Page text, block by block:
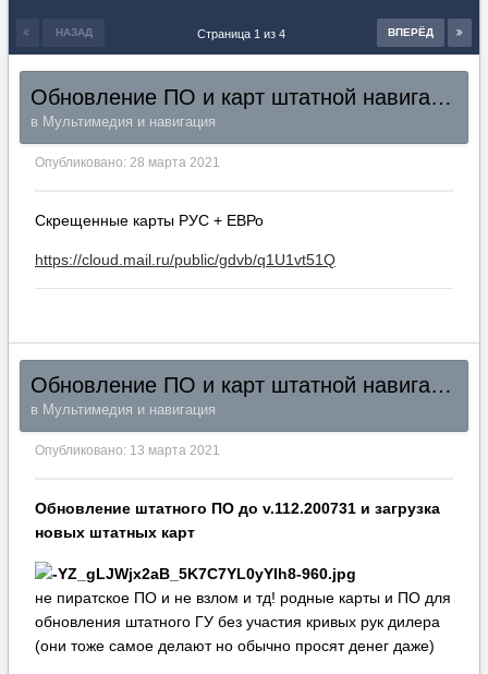
НАЗАД ВПЕРЁД
Страница 1 из 4
Обновление ПО и карт штатной навигации Hyundai Kia
в Мультимедия и навигация
Опубликовано: 28 марта 2021
Скрещенные карты РУС + ЕВРо
https://cloud.mail.ru/public/gdvb/q1U1vt51Q
Обновление ПО и карт штатной навигации Hyundai Kia
в Мультимедия и навигация
Опубликовано: 13 марта 2021
Обновление штатного ПО до v.112.200731 и загрузка
новых штатных карт
не пиратское ПО и не взлом и тд! родные карты и ПО для
обновления штатного ГУ без участия кривых рук дилера
(они тоже самое делают но обычно просят денег даже)